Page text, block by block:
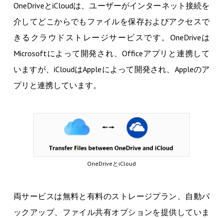
OneDriveとiCloudは、ユーザーがインターネット接続を
介してどこからでもファイルを保存およびアクセスで
きるクラウドストレージサービスです。OneDriveは
Microsoftによって開発され、Officeアプリと連携して
いますが、iCloudはAppleによって開発され、Appleのア
プリと連携しています。
OneDriveとiCloud
両サービスは無料と有料のストレージプラン、自動バ
ックアップ、ファイル共有オプションを提供していま